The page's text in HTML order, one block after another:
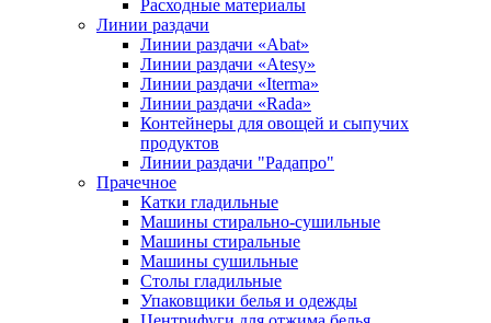
Расходные материалы
Линии раздачи
Линии раздачи «Abat»
Линии раздачи «Atesy»
Линии раздачи «Iterma»
Линии раздачи «Rada»
Контейнеры для овощей и сыпучих
продуктов
Линии раздачи "Радапро"
Прачечное
Катки гладильные
Машины стирально-сушильные
Машины стиральные
Машины сушильные
Столы гладильные
Упаковщики белья и одежды